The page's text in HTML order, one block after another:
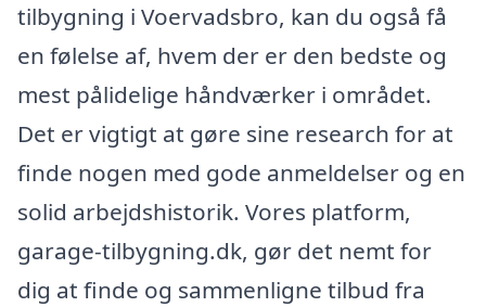
tilbygning i Voervadsbro, kan du også få
en følelse af, hvem der er den bedste og
mest pålidelige håndværker i området.
Det er vigtigt at gøre sine research for at
finde nogen med gode anmeldelser og en
solid arbejdshistorik. Vores platform,
garage-tilbygning.dk, gør det nemt for
dig at finde og sammenligne tilbud fra